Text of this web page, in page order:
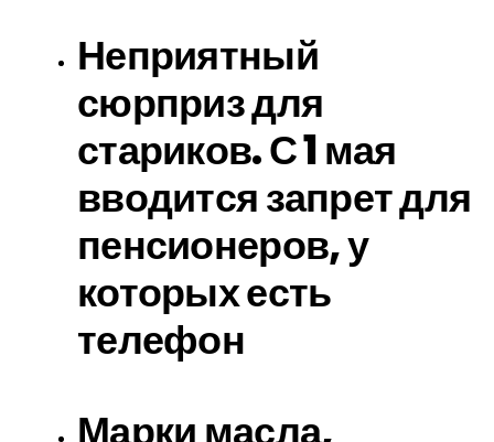
Неприятный
сюрприз для
стариков. С 1 мая
вводится запрет для
пенсионеров, у
которых есть
телефон